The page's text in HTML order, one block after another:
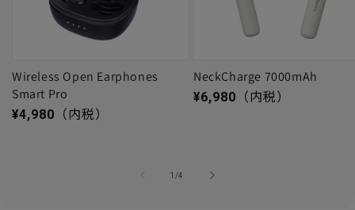
Wireless Open Earphones
Smart Pro
通常価格
¥4,980 （内税）
NeckCharge 7000mAh
通常価格
¥6,980 （内税）
1 /
の4